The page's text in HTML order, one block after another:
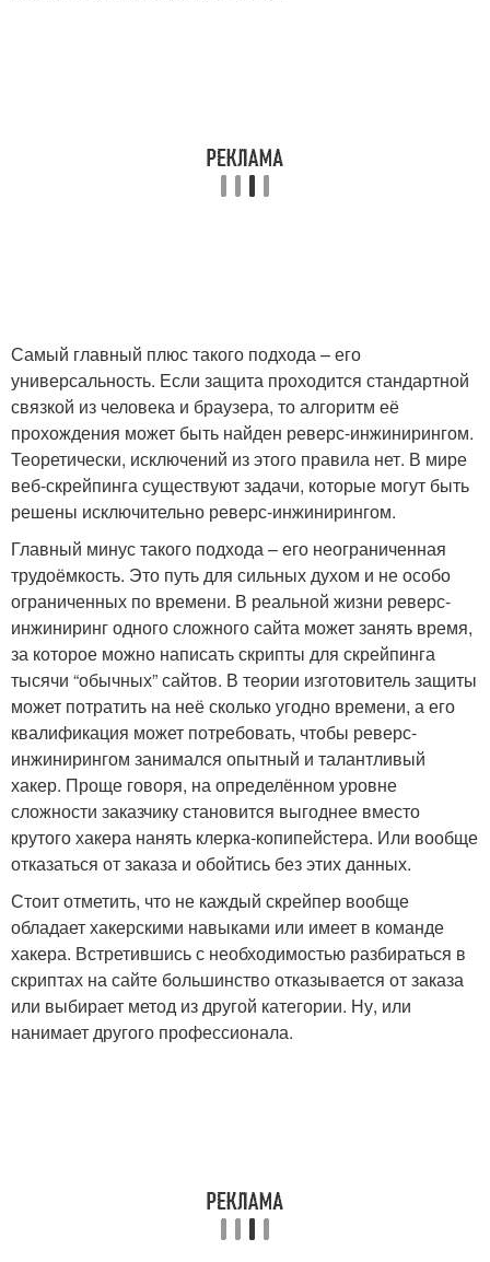
Самый главный плюс такого подхода – его
универсальность. Если защита проходится стандартной
связкой из человека и браузера, то алгоритм её
прохождения может быть найден реверс-инжинирингом.
Теоретически, исключений из этого правила нет. В мире
веб-скрейпинга существуют задачи, которые могут быть
решены исключительно реверс-инжинирингом.
Главный минус такого подхода – его неограниченная
трудоёмкость. Это путь для сильных духом и не особо
ограниченных по времени. В реальной жизни реверс-
инжиниринг одного сложного сайта может занять время,
за которое можно написать скрипты для скрейпинга
тысячи “обычных” сайтов. В теории изготовитель защиты
может потратить на неё сколько угодно времени, а его
квалификация может потребовать, чтобы реверс-
инжинирингом занимался опытный и талантливый
хакер. Проще говоря, на определённом уровне
сложности заказчику становится выгоднее вместо
крутого хакера нанять клерка-копипейстера. Или вообще
отказаться от заказа и обойтись без этих данных.
Стоит отметить, что не каждый скрейпер вообще
обладает хакерскими навыками или имеет в команде
хакера. Встретившись с необходимостью разбираться в
скриптах на сайте большинство отказывается от заказа
или выбирает метод из другой категории. Ну, или
нанимает другого профессионала.